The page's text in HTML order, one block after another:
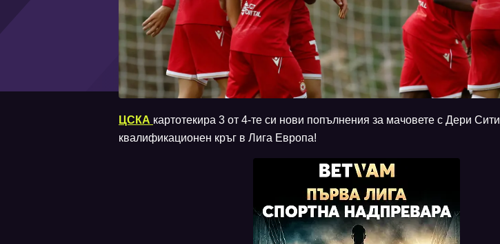
ЦСКА картотекира 3 от 4-те си нови попълнения за мачовете с Дери
квалификационен кръг в Лига Европа!